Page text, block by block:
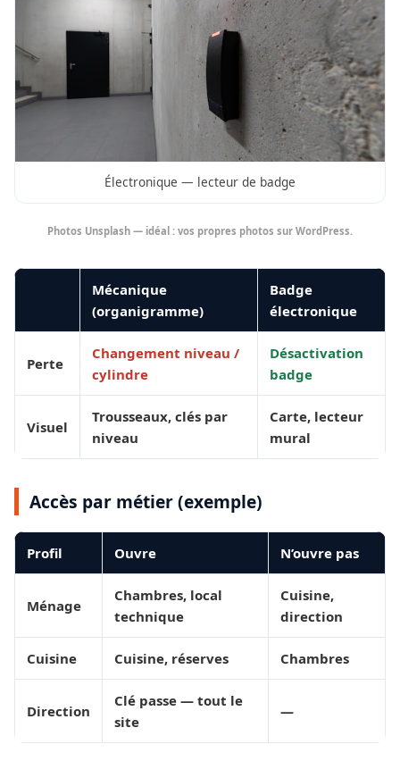
Électronique — lecteur de badge
Photos Unsplash — idéal : vos propres photos sur WordPress.
Mécanique
(organigramme)
Badge
électronique
Perte
Changement niveau /
cylindre
Désactivation
badge
Visuel
Trousseaux, clés par
niveau
Carte, lecteur
mural
Accès par métier (exemple)
Profil Ouvre N’ouvre pas
Ménage
Chambres, local
technique
Cuisine,
direction
Cuisine Cuisine, réserves Chambres
Direction
Clé passe — tout le
site
—